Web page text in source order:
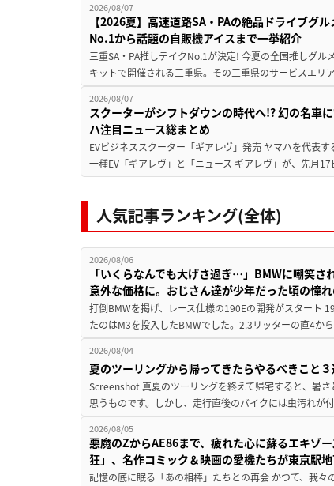
2026/08/07
【2026夏】高速道路SA・PAの絶品ドライブグ
No.1から話題の自販機アイスまで一挙紹介
三重SA・PA推しテイクNo.1が決定! 今夏の全国推しグ
キットで開催される三重県。その三重県のサービスエ
2026/08/07
スクーターがシフトダウンの時代へ!? 幻の名車
ハ注目ニュース総まとめ
EVビジネススクーター「ギアレヴ」発売 ヤマハを代表
一種EV「ギアレヴ」と「ニュース ギアレヴ」が、先月
人気記事ランキング(全体)
2026/08/06
「いくらなんでも大げさ過ぎ…」BMWに嘲笑
意外な価格に。おじさん達が少年だった頃の憧
打倒BMWを掲げ、レース仕様の190Eの開発がスタート
たのはM3を投入したBMWでした。2.3リッターの直4か
2026/08/04
夏のツーリングから帰ってきたらやるべきこと
Screenshot 真夏のツーリングを終えて帰宅すると、暑
思うものです。しかし、走行直後のバイクには虫汚れ
2026/08/05
悪魔のZからAE86まで、疲れた心に蘇るエキゾ
狂」、名作コミック＆映画の愛機たちが東京駅
記憶の底に眠る「あの相棒」たちとの再会 かつて、我